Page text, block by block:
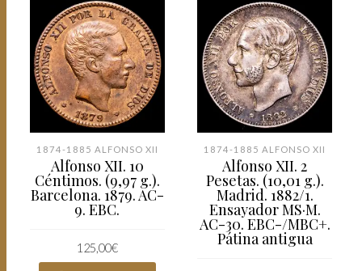
1874-1885 ALFONSO XII
Alfonso XII. 10
Céntimos. (9,97 g.).
Barcelona. 1879. AC-
9. EBC.
125,00€
1874-1885 ALFONSO XII
Alfonso XII. 2
Pesetas. (10,01 g.).
Madrid. 1882/1.
Ensayador MS·M.
AC-30. EBC-/MBC+.
Pátina antigua